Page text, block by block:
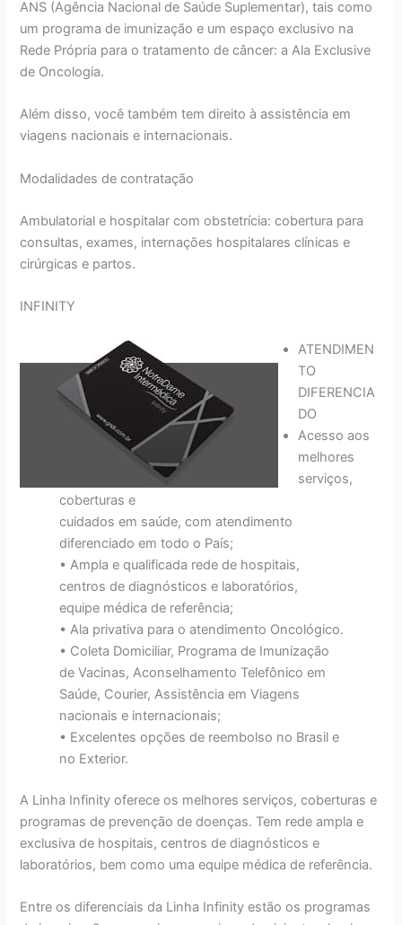
ANS (Agência Nacional de Saúde Suplementar), tais como
um programa de imunização e um espaço exclusivo na
Rede Própria para o tratamento de câncer: a Ala Exclusive
de Oncologia.
Além disso, você também tem direito à assistência em
viagens nacionais e internacionais.
Modalidades de contratação
Ambulatorial e hospitalar com obstetrícia: cobertura para
consultas, exames, internações hospitalares clínicas e
cirúrgicas e partos.
INFINITY
ATENDIMEN
TO
DIFERENCIA
DO
Acesso aos
melhores
serviços,
coberturas e
cuidados em saúde, com atendimento
diferenciado em todo o País;
• Ampla e qualificada rede de hospitais,
centros de diagnósticos e laboratórios,
equipe médica de referência;
• Ala privativa para o atendimento Oncológico.
• Coleta Domiciliar, Programa de Imunização
de Vacinas, Aconselhamento Telefônico em
Saúde, Courier, Assistência em Viagens
nacionais e internacionais;
• Excelentes opções de reembolso no Brasil e
no Exterior.
A Linha Infinity oferece os melhores serviços, coberturas e
programas de prevenção de doenças. Tem rede ampla e
exclusiva de hospitais, centros de diagnósticos e
laboratórios, bem como uma equipe médica de referência.
Entre os diferenciais da Linha Infinity estão os programas